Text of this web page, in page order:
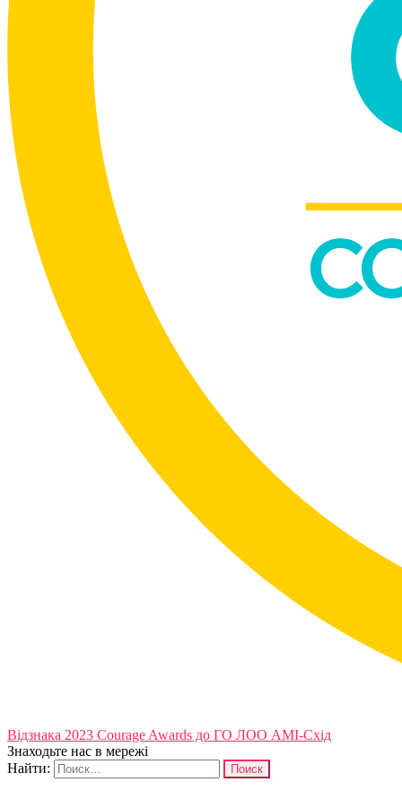
Відзнака 2023 Courage Awards до ГО ЛОО АМІ-Схід
Знаходьте нас в мережі
Найти: